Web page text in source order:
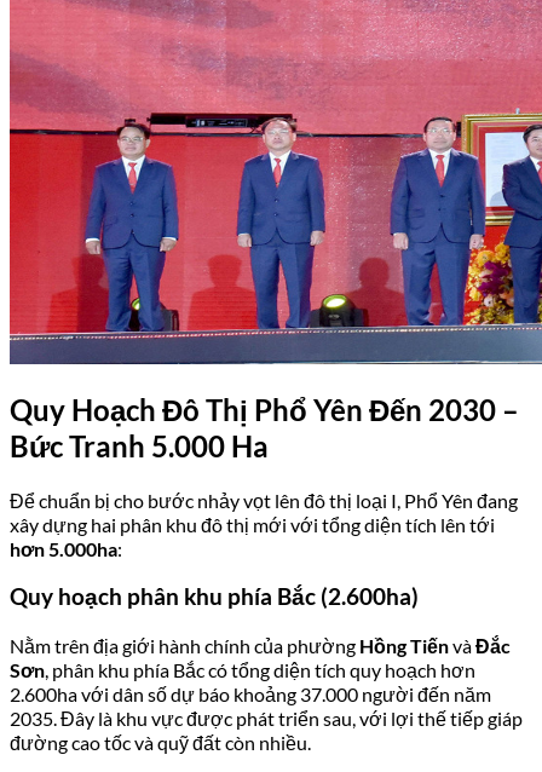
Quy Hoạch Đô Thị Phổ Yên Đến 2030 –
Bức Tranh 5.000 Ha
Để chuẩn bị cho bước nhảy vọt lên đô thị loại I, Phổ Yên đang
xây dựng hai phân khu đô thị mới với tổng diện tích lên tới
hơn 5.000ha:
Quy hoạch phân khu phía Bắc (2.600ha)
Nằm trên địa giới hành chính của phường Hồng TiếnvàĐắc
Sơn, phân khu phía Bắc có tổng diện tích quy hoạch hơn
2.600ha với dân số dự báo khoảng 37.000 người đến năm
2035. Đây là khu vực được phát triển sau, với lợi thế tiếp giáp
đường cao tốc và quỹ đất còn nhiều.